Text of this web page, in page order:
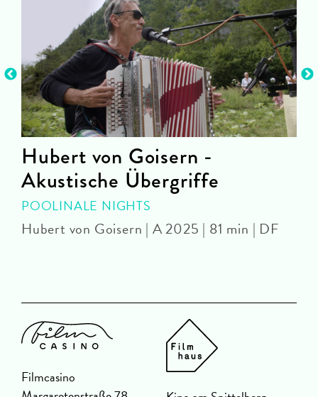
Hubert von Goisern -
Akustische Übergriffe
POOLINALE NIGHTS
Hubert von Goisern | A 2025 | 81 min | DF
Filmcasino